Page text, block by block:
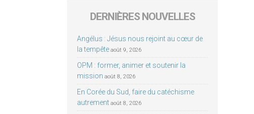
DERNIÈRES NOUVELLES
Angélus : Jésus nous rejoint au cœur de
la tempête août 9, 2026
OPM : former, animer et soutenir la
mission août 8, 2026
En Corée du Sud, faire du catéchisme
autrement août 8, 2026